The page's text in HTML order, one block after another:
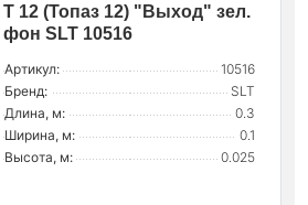
Т 12 (Топаз 12) "Выход" зел.
фон SLT 10516
Артикул:
10516
Бренд:
SLT
Длина, м:
0.3
Ширина, м:
0.1
Высота, м:
0.025